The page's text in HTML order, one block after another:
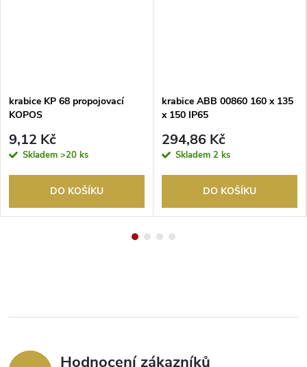
krabice KP 68 propojovací
KOPOS
9,12 Kč
Skladem >20 ks
DO KOŠÍKU
krabice ABB 00860 160 x 135
x 150 IP65
294,86 Kč
Skladem 2 ks
DO KOŠÍKU
Hodnocení zákazníků